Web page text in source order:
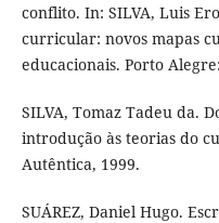
conflito. In: SILVA, Luis
curricular: novos mapas
educacionais. Porto
SILVA, Tomaz Tadeu da.
introdução às teorias do
Autêntica, 1999.
SUÁREZ, Daniel Hugo.